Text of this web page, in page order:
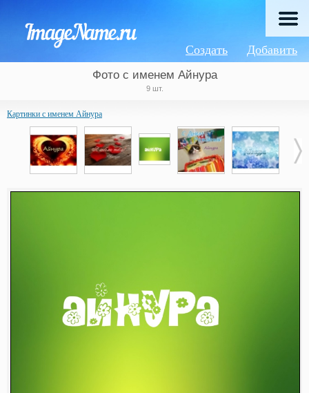
Добавить
Создать
Фото с именем Айнура
9 шт.
Картинки с именем Айнура